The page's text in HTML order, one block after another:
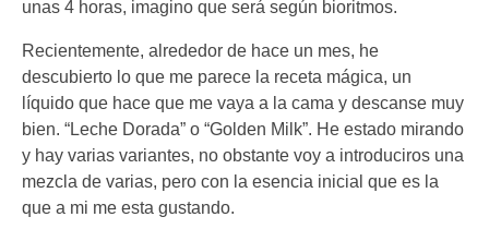
unas 4 horas, imagino que será según bioritmos.
Recientemente, alrededor de hace un mes, he
descubierto lo que me parece la receta mágica, un
líquido que hace que me vaya a la cama y descanse muy
bien. “Leche Dorada” o “Golden Milk”. He estado mirando
y hay varias variantes, no obstante voy a introduciros una
mezcla de varias, pero con la esencia inicial que es la
que a mi me esta gustando.